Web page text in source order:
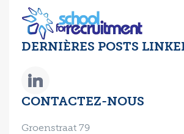
DERNIÈRES POSTS
CONTACTEZ-NOUS
Groenstraat 79